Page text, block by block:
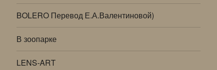
BOLERO Перевод Е.А.Валентиновой)
В зоопарке
LENS-ART